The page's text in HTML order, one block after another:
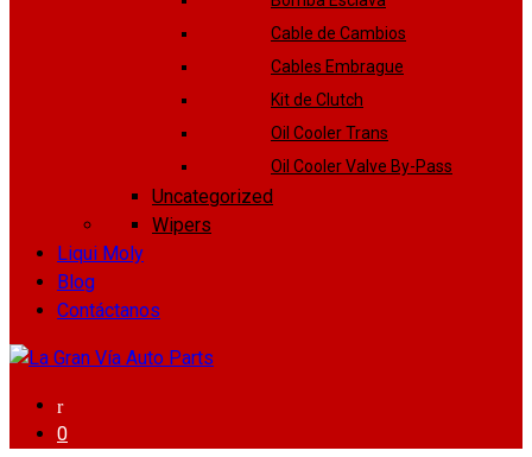
Cable de Cambios
Cables Embrague
Kit de Clutch
Oil Cooler Trans
Oil Cooler Valve By-Pass
Uncategorized
Wipers
Liqui Moly
Blog
Contáctanos
0